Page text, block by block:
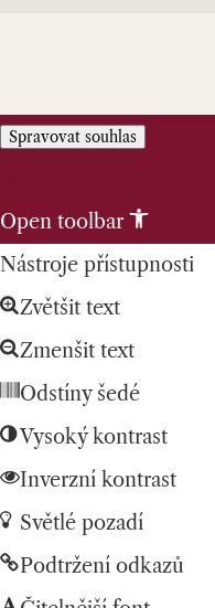
Spravovat souhlas
Open toolbar
Nástroje přístupnosti
Zvětšit text
Zmenšit text
Odstíny šedé
Vysoký kontrast
Inverzní kontrast
Světlé pozadí
Podtržení odkazů